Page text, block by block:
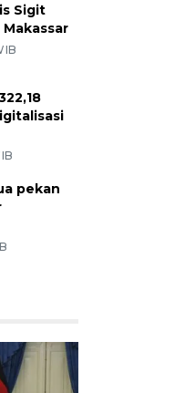
Sigit
pekan